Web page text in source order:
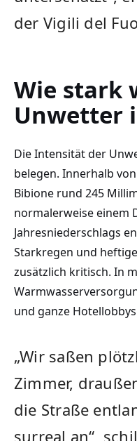
der Vigili del
Wie stark
Unwetter
Die Intensität der
belegen. Innerhalb
Bibione rund 245
normalerweise einem
Jahresniederschlags
Starkregen und
zusätzlich kritisch. In
und ganze
„Wir saßen
Zimmer,
die Straße
surreal an“,